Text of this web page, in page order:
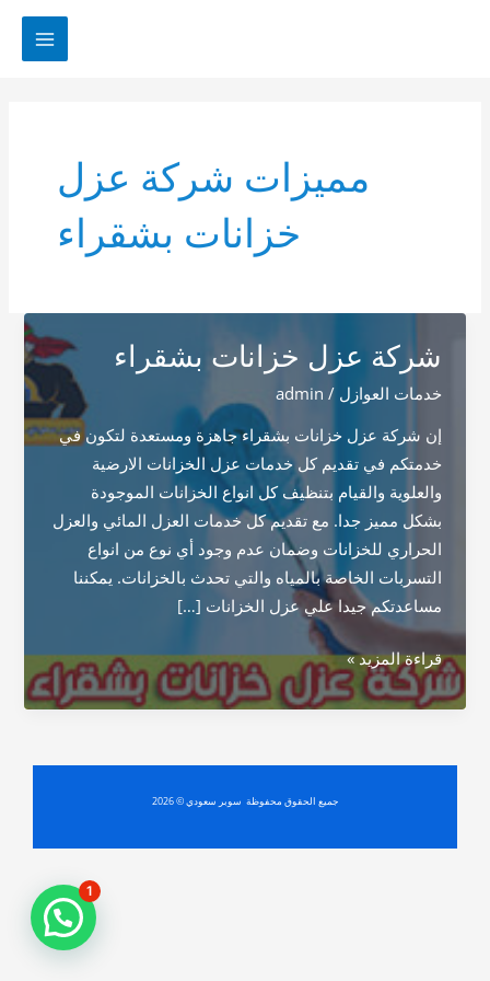
مميزات شركة عزل
خزانات بشقراء
شركة عزل خزانات بشقراء
خدمات العوازل /
admin
إن شركة عزل خزانات بشقراء جاهزة ومستعدة لتكون في
خدمتكم في تقديم كل خدمات عزل الخزانات الارضية
والعلوية والقيام بتنظيف كل انواع الخزانات الموجودة
بشكل مميز جدا. مع تقديم كل خدمات العزل المائي والعزل
الحراري للخزانات وضمان عدم وجود أي نوع من انواع
التسربات الخاصة بالمياه والتي تحدث بالخزانات. يمكننا
مساعدتكم جيدا علي عزل الخزانات […]
شركة
عزل
خزانات
قراءة المزيد »
جميع الحقوق محفوظة سوبر سعودي © 2026
1